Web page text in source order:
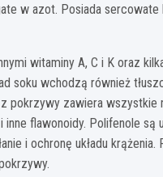
w azot. Posiada sercowate
witaminy A, C i K oraz
soku wchodzą również
pokrzywy zawiera wszystkie
flawonoidy. Polifenole są
i ochronę układu